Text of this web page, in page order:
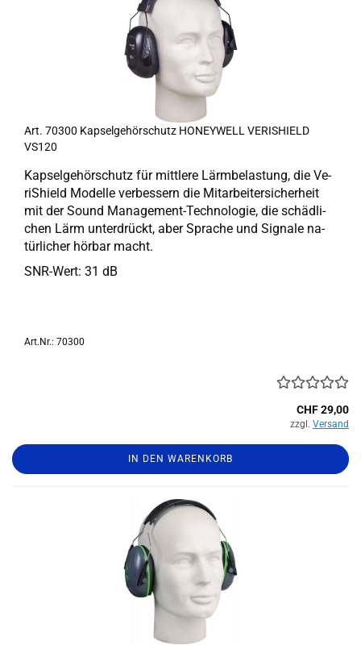
Art. 70300 Kap­sel­ge­hör­schutz HO­NEY­WELL VE­RIS­HIELD
VS120
Kap­sel­ge­hör­schutz für mitt­le­re Lärm­be­las­tung, die Ve­
riS­hield Mo­del­le ver­bes­sern die Mit­ar­bei­ter­si­cher­heit
mit der Sound Management-​Technologie, die schäd­li­
chen Lärm un­ter­drückt, aber Spra­che und Si­gna­le na­
tür­li­cher hör­bar macht.
SNR-​Wert: 31 dB
Art.Nr.: 70300
CHF 29,00
zzgl. Versand
IN DEN WARENKORB